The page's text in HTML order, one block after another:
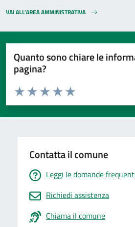
VAI ALL’AREA AMMINISTRATIVA
Quanto sono chiare le
pagina?
Valuta da 1 a 5 stelle la pagina
Valuta 5 stelle su 5
Valuta 4 stelle su 5
Valuta 3 stelle su 5
Valuta 2 stelle su 5
Valuta 1 stelle su 5
Contatta il comune
Leggi le domande
Richiedi assistenza
Chiama il comune